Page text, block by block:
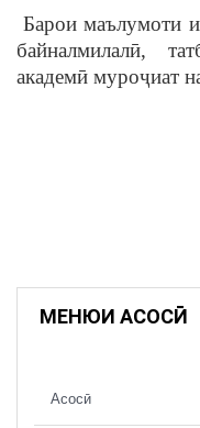
Барои маълумоти
байналмилалӣ,
академӣ муроҷиат
МЕНЮИ АСОСӢ
Асосӣ